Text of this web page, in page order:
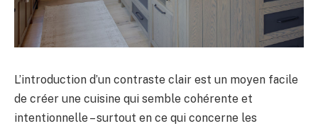
L’introduction d’un contraste clair est un moyen facile
de créer une cuisine qui semble cohérente et
intentionnelle – surtout en ce qui concerne les